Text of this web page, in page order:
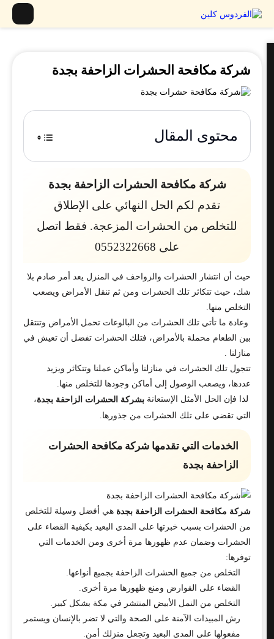
شركة مكافحة الحشرات الزاحفة بجدة
محتوى المقال
شركة مكافحة الحشرات الزاحفة بجدة
تقدم لكم الحل النهائي على الإطلاق
للتخلص من الحشرات المزعجة. فقط اتصل
على 0552322668
حيث أن انتشار الحشرات والزواحف في المنزل يعد أمر صادم بلا
شك، حيث تتكاثر تلك الحشرات ومن ثم تنقل الأمراض ويصعب
التخلص منها.
وعادة ما تأتي تلك الحشرات من البالوعات تحمل الأمراض وتنتقل
بين الطعام محملة بالأمراض، فتلك الحشرات تفضل أن تعيش في
منازلنا .
تتجول تلك الحشرات في منازلنا وأماكن عملنا وتتكاثر ويزيد
عددها، ويصعب الوصول إلى أماكن وجودها للتخلص منها.
لذا فإن الحل الأمثل الإستعانةبشركة الحشرات الزاحفة بجدة،
التي تقضي على تلك الحشرات من جذورها.
الخدمات التي تقدمها شركة مكافحة الحشرات
الزاحفة بجدة
شركة مكافحة الحشرات الزاحفة بجدةهي أفضل وسيلة للتخلص
من الحشرات بسبب خبرتها على المدى البعيد بكيفية القضاء على
الحشرات وضمان عدم ظهورها مرة أخرى ومن الخدمات التي
توفرها:
التخلص من جميع الحشرات الزاحفة بجميع أنواعها.
القضاء على القوارض ومنع ظهورها مرة أخرى.
التخلص من النمل الأبيض المنتشر في مكة بشكل كبير.
رش المبيدات الآمنة على الصحة والتي لا تضر بالإنسان ويستمر
مفعولها على المدى البعيد وتجعل منزلك أمن.